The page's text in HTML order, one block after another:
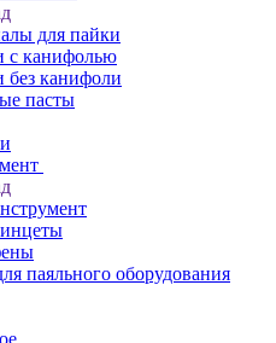
для пайки
с канифолью
канифоли
пасты
паяльного оборудования